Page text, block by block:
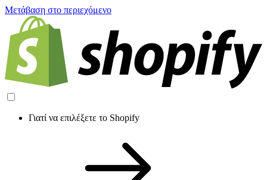
Μετάβαση στο περιεχόμενο
Γιατί να επιλέξετε το Shopify